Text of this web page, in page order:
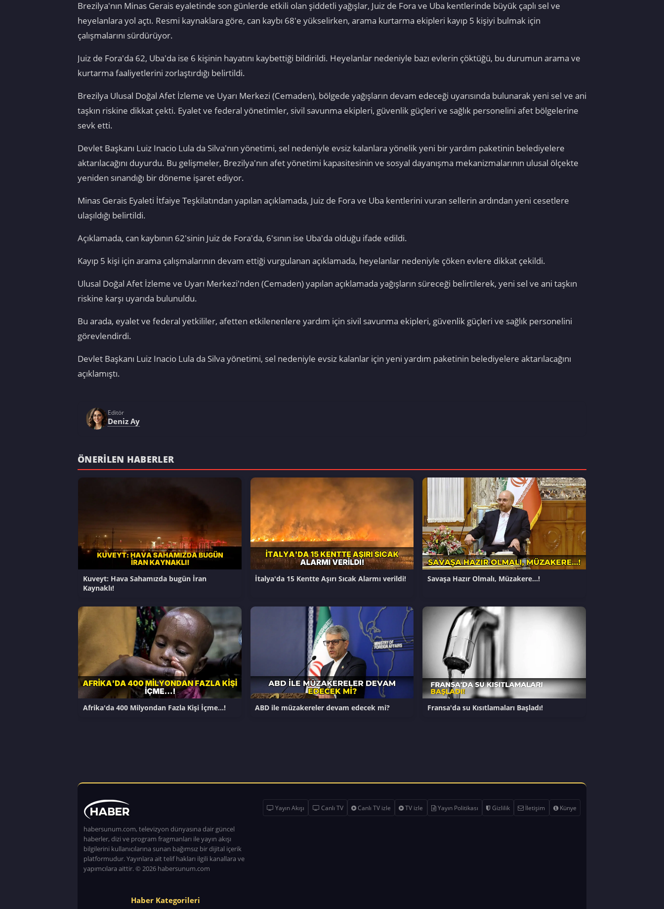
Brezilya'nın Minas Gerais eyaletinde son günlerde etkili olan şiddetli yağışlar, Juiz de Fora ve Uba kentlerinde büyük çaplı sel ve
heyelanlara yol açtı. Resmi kaynaklara göre, can kaybı 68'e yükselirken, arama kurtarma ekipleri kayıp 5 kişiyi bulmak için
çalışmalarını sürdürüyor.
Juiz de Fora'da 62, Uba'da ise 6 kişinin hayatını kaybettiği bildirildi. Heyelanlar nedeniyle bazı evlerin çöktüğü, bu durumun arama ve
kurtarma faaliyetlerini zorlaştırdığı belirtildi.
Brezilya Ulusal Doğal Afet İzleme ve Uyarı Merkezi (Cemaden), bölgede yağışların devam edeceği uyarısında bulunarak yeni sel ve ani
taşkın riskine dikkat çekti. Eyalet ve federal yönetimler, sivil savunma ekipleri, güvenlik güçleri ve sağlık personelini afet bölgelerine
sevk etti.
Devlet Başkanı Luiz Inacio Lula da Silva'nın yönetimi, sel nedeniyle evsiz kalanlara yönelik yeni bir yardım paketinin belediyelere
aktarılacağını duyurdu. Bu gelişmeler, Brezilya'nın afet yönetimi kapasitesinin ve sosyal dayanışma mekanizmalarının ulusal ölçekte
yeniden sınandığı bir döneme işaret ediyor.
Minas Gerais Eyaleti İtfaiye Teşkilatından yapılan açıklamada, Juiz de Fora ve Uba kentlerini vuran sellerin ardından yeni cesetlere
ulaşıldığı belirtildi.
Açıklamada, can kaybının 62'sinin Juiz de Fora'da, 6'sının ise Uba'da olduğu ifade edildi.
Kayıp 5 kişi için arama çalışmalarının devam ettiği vurgulanan açıklamada, heyelanlar nedeniyle çöken evlere dikkat çekildi.
Ulusal Doğal Afet İzleme ve Uyarı Merkezi'nden (Cemaden) yapılan açıklamada yağışların süreceği belirtilerek, yeni sel ve ani taşkın
riskine karşı uyarıda bulunuldu.
Bu arada, eyalet ve federal yetkililer, afetten etkilenenlere yardım için sivil savunma ekipleri, güvenlik güçleri ve sağlık personelini
görevlendirdi.
Devlet Başkanı Luiz Inacio Lula da Silva yönetimi, sel nedeniyle evsiz kalanlar için yeni yardım paketinin belediyelere aktarılacağını
açıklamıştı.
Editör
Deniz Ay
ÖNERILEN HABERLER
Kuveyt: Hava Sahamızda bugün İran
Kaynaklı!
İtalya'da 15 Kentte Aşırı Sıcak Alarmı verildi! Savaşa Hazır Olmalı, Müzakere…!
Afrika'da 400 Milyondan Fazla Kişi İçme…! ABD ile müzakereler devam edecek mi? Fransa'da su Kısıtlamaları Başladı!
habersunum.com, televizyon dünyasına dair güncel
haberler, dizi ve program fragmanları ile yayın akışı
bilgilerini kullanıcılarına sunan bağımsız bir dijital içerik
platformudur. Yayınlara ait telif hakları ilgili kanallara ve
yapımcılara aittir. © 2026 habersunum.com
Yayın Akışı Canlı TV Canlı TV izle TV izle Yayın Politikası Gizlilik İletişim Künye
Haber Kategorileri